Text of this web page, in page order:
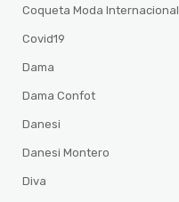
Coqueta Moda Internacional
Covid19
Dama
Dama Confot
Danesi
Danesi Montero
Diva